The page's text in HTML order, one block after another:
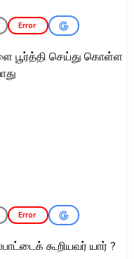
Error
பூர்த்தி செய்து கொள்ள
Error
கூறியவர் யார் ?